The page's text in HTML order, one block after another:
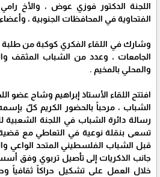
اللجنة الدكتور فوزي عوض ، والأخ
الفتحاوية في المحافظات الجنوبية ،
وشارك في اللقاء الفكري كوكبة من طلبة
الجامعات ، وعدد من الشباب المثقف
والمحلي بالمخيم .
افتتح اللقاء الأستاذ إبراهيم وشاح عضو
الشباب ، مرحباً بالحضور الكريم كلٌ
رسالة دائرة الشباب في اللجنة الشعبية
تسعى بنقلة نوعية في التعاطي مع
قبل الشباب الفلسطيني المتحد الواعي
جانب الذكريات إلى تأصيل تربوي وفق
خلال العمل على تشكيل حراكاً